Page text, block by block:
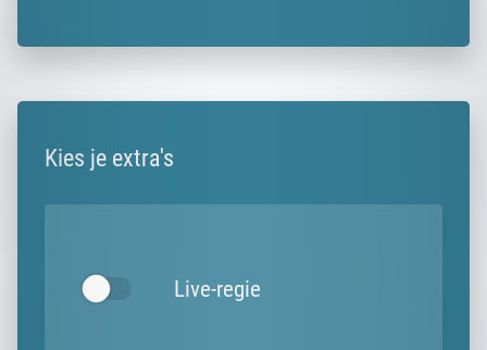
Kies je extra's
Live-regie